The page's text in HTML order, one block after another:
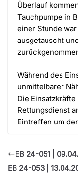
Überlauf
Tauchpumpe in
einer Stunde
ausgetauscht
Während des
unmittelbarer
Die
Rettungsdienst
Eintreffen um
EB 24-051 |
EB 24-053 |